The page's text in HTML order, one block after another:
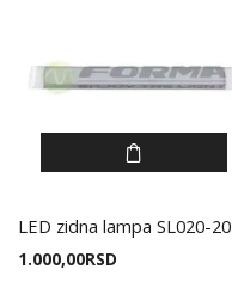
LED zidna lampa SL020-20
1.000,00RSD